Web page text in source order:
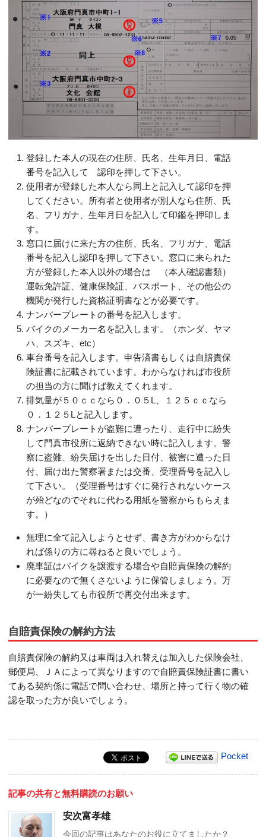
登録した本人の現在の住所、氏名、生年月日、電話
番号を記入して 認印を押して下さい。
使用者が登録した本人なら同上と記入して認印を押
してください。所有者と使用者が別人なら住所、氏
名、フリガナ、生年月日を記入して印鑑を押印しま
す。
窓口に届けに来た方の住所、氏名、フリガナ、電話
番号を記入し認印を押して下さい。窓口に来られた
方が登録した本人以外の場合は （本人確認書類）
運転免許証、健康保険証、パスポート、その他公の
機関が発行した資格証明書などが必要です。
ナンバープレートの番号を記入します。
バイクのメーカー名を記入します。（ホンダ、ヤマ
ハ、スズキ、etc）
車台番号を記入します。申告済書もしくは自賠責保
険証書に記載されています。わからなければ市役所
の担当の方に聞けば教えてくれます。
排気量が５０ｃｃなら０．０５L、１２５ｃｃなら
０．１２５Lと記入します。
ナンバープレートが盗難に遭ったり、走行中に紛失
して門真市役所に返納できない時に記入します。警
察に盗難、紛失届けを出した日付、被害に遭った日
付、届け出た警察署または交番、受理番号を記入し
て下さい。（受理番号はすぐに発行されないケース
が殆どなのでそれに代わる用紙を警察からもらえま
す。）
無理に全て記入しようとせず、書き方がわからなけ
れば係りの方に尋ねると良いでしょう。
廃車証はバイクを譲渡する場合や自賠責保険の解約
に必要なので無くさないように保管しましょう。万
が一紛失しても市役所で再交付出来ます。
自賠責保険の解約方法
自賠責保険の解約又は車両は入れ替えは加入した保険会社、
郵便局、ＪＡによって異なりますので自賠責保険証書に書い
てある契約係に電話で問い合わせ、場所と持って行く物の確
認を取った方が良いでしょう。
Pocket
記事の共有と無料購読のお願い
安次富孝雄
今回の記事はあなたのお役に立てましたか？